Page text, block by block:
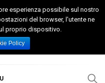
e Attività nella Capitanata
esperienza possibile sul nostro
del browser, l'utente ne
proprio dispositivo.
Policy